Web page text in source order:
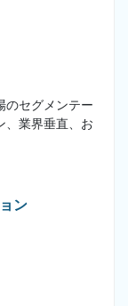
のセグメンテー
、業界垂直、お
ン